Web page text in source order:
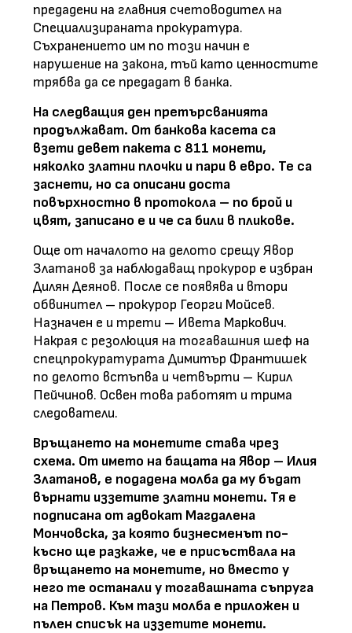
предадени на главния счетоводител на
Специализираната прокуратура.
Съхранението им по този начин е
нарушение на закона, тъй като ценностите
трябва да се предадат в банка.
На следващия ден претърсванията
продължават. От банкова касета са
взети девет пакета с 811 монети,
няколко златни плочки и пари в евро. Те са
заснети, но са описани доста
повърхностно в протокола – по брой и
цвят, записано е и че са били в пликове.
Още от началото на делото срещу Явор
Златанов за наблюдаващ прокурор е избран
Дилян Деянов. После се появява и втори
обвинител – прокурор Георги Мойсев.
Назначен е и трети – Ивета Маркович.
Накрая с резолюция на тогавашния шеф на
спецпрокуратурата Димитър Франтишек
по делото встъпва и четвърти – Кирил
Пейчинов. Освен това работят и трима
следователи.
Връщането на монетите става чрез
схема. От името на бащата на Явор – Илия
Златанов, е подадена молба да му бъдат
върнати иззетите златни монети. Тя е
подписана от адвокат Магдалена
Мончовска, за която бизнесменът по-
късно ще разкаже, че е присъствала на
връщането на монетите, но вместо у
него те останали у тогавашната съпруга
на Петров. Към тази молба е приложен и
пълен списък на иззетите монети.